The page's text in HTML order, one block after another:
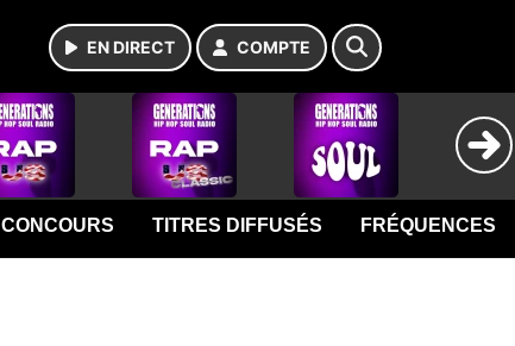
EN DIRECT COMPTE
CONCOURS TITRES DIFFUSÉS FRÉQUENCES